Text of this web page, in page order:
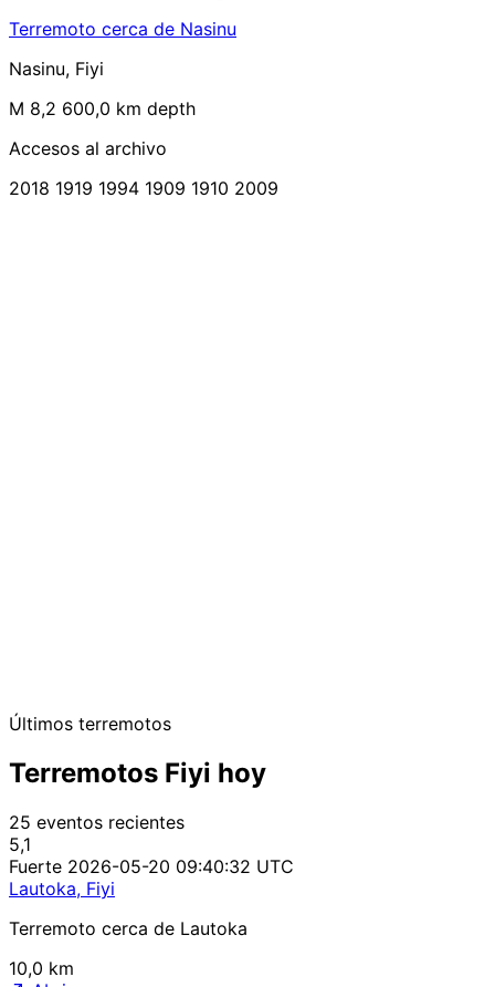
Terremoto cerca de Nasinu
Nasinu, Fiyi
M 8,2 600,0 km depth
Accesos al archivo
2018 1919 1994 1909 1910 2009
Últimos terremotos
Terremotos Fiyi hoy
25 eventos recientes
5,1
Fuerte 2026-05-20 09:40:32 UTC
Lautoka, Fiyi
Terremoto cerca de Lautoka
10,0 km